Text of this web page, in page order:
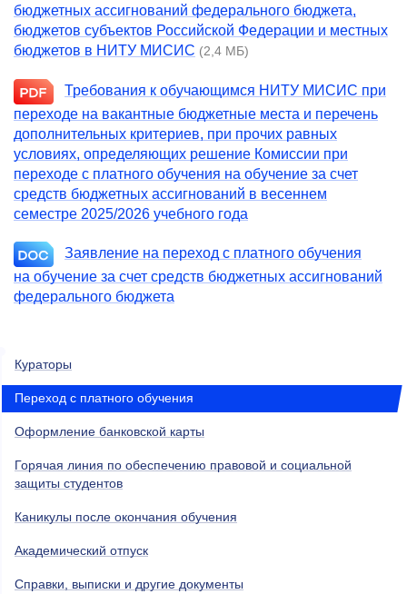
бюджетных ассигнований федерального бюджета,
бюджетов субъектов Российской Федерации и местных
бюджетов в НИТУ МИСИС (2,4 МБ)
Требования к обучающимся НИТУ МИСИС при
переходе на вакантные бюджетные места и перечень
дополнительных критериев, при прочих равных
условиях, определяющих решение Комиссии при
переходе с платного обучения на обучение за счет
средств бюджетных ассигнований в весеннем
семестре 2025/2026 учебного года
Заявление на переход с платного обучения
на обучение за счет средств бюджетных ассигнований
федерального бюджета
Кураторы
Переход с платного обучения
Оформление банковской карты
Горячая линия по обеспечению правовой и социальной
защиты студентов
Каникулы после окончания обучения
Академический отпуск
Справки, выписки и другие документы